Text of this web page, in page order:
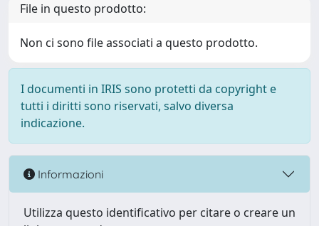
File in questo prodotto:
Non ci sono file associati a questo prodotto.
I documenti in IRIS sono protetti da copyright e
tutti i diritti sono riservati, salvo diversa
indicazione.
Informazioni
Utilizza questo identificativo per citare o creare un